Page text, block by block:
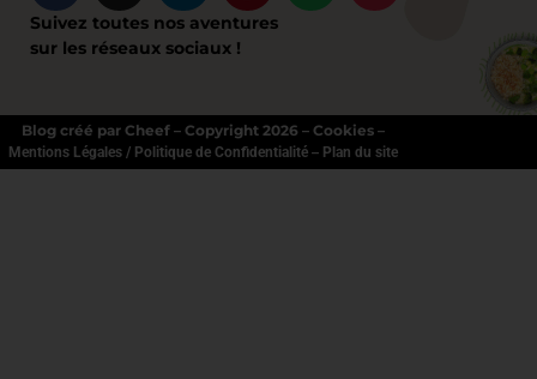
Suivez toutes nos aventures
sur les réseaux sociaux !
Blog créé par Cheef – Copyright 2026 – Cookies –
Mentions Légales / Politique de Confidentialité– Plan du site